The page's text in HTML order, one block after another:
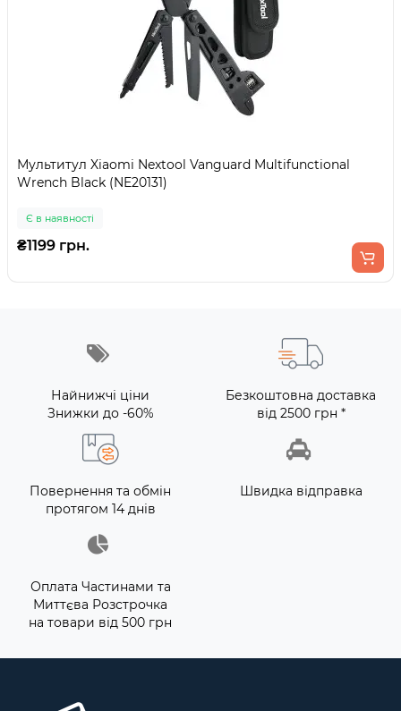
Мультитул Xiaomi Nextool Vanguard Multifunctional
Wrench Black (NE20131)
Є в наявності
₴1199 грн.
Найнижчі ціни
Знижки до -60%
Безкоштовна доставка
від 2500 грн *
Повернення та обмін
протягом 14 днів
Швидка відправка
Оплата Частинами та
Миттєва Розстрочка
на товари від 500 грн